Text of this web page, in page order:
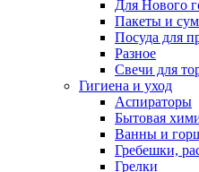
Для Нового
Пакеты и
Посуда для
Разное
Свечи для
Гигиена и уход
Аспираторы
Бытовая
Ванны и
Гребешки,
Грелки